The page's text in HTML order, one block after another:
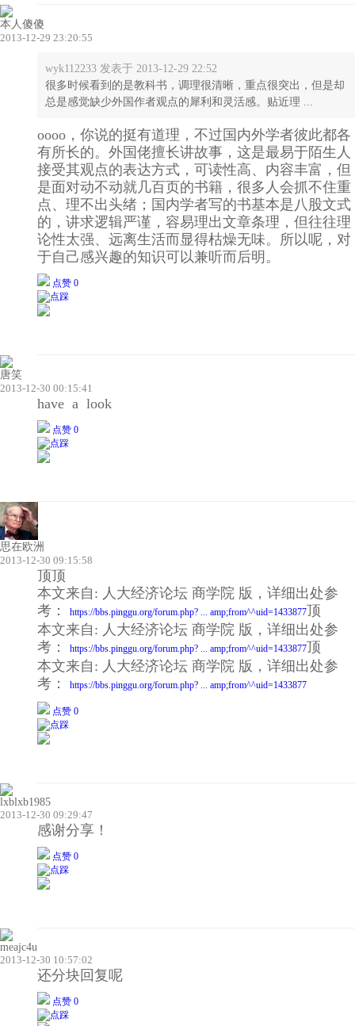
本人傻傻
2013-12-29 23:20:55
wyk112233 发表于 2013-12-29 22:52
很多时候看到的是教科书，调理很清晰，重点很突出，但是却
总是感觉缺少外国作者观点的犀利和灵活感。贴近理 ...
oooo，你说的挺有道理，不过国内外学者彼此都各
有所长的。外国佬擅长讲故事，这是最易于陌生人
接受其观点的表达方式，可读性高、内容丰富，但
是面对动不动就几百页的书籍，很多人会抓不住重
点、理不出头绪；国内学者写的书基本是八股文式
的，讲求逻辑严谨，容易理出文章条理，但往往理
论性太强、远离生活而显得枯燥无味。所以呢，对
于自己感兴趣的知识可以兼听而后明。
点赞 0
唐笑
2013-12-30 00:15:41
have a look
点赞 0
思在欧洲
2013-12-30 09:15:58
顶顶
本文来自: 人大经济论坛 商学院 版，详细出处参
考：
https://bbs.pinggu.org/forum.php? ... amp;from^^uid=1433877顶
本文来自: 人大经济论坛 商学院 版，详细出处参
考：
https://bbs.pinggu.org/forum.php? ... amp;from^^uid=1433877顶
本文来自: 人大经济论坛 商学院 版，详细出处参
考：
https://bbs.pinggu.org/forum.php? ... amp;from^^uid=1433877
点赞 0
lxblxb1985
2013-12-30 09:29:47
感谢分享！
点赞 0
meajc4u
2013-12-30 10:57:02
还分块回复呢
点赞 0